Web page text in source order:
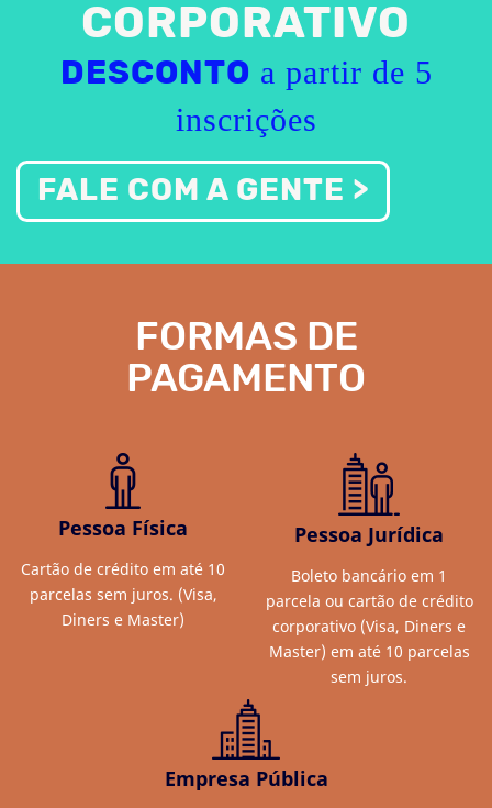
CORPORATIVO
DESCONTO a partir de 5
inscrições
FALE COM A GENTE >
FORMAS DE
PAGAMENTO
Pessoa Física
Cartão de crédito em até 10
parcelas sem juros. (Visa,
Diners e Master)
Pessoa Jurídica
Boleto bancário em 1
parcela ou cartão de crédito
corporativo (Visa, Diners e
Master) em até 10 parcelas
sem juros.
Empresa Pública